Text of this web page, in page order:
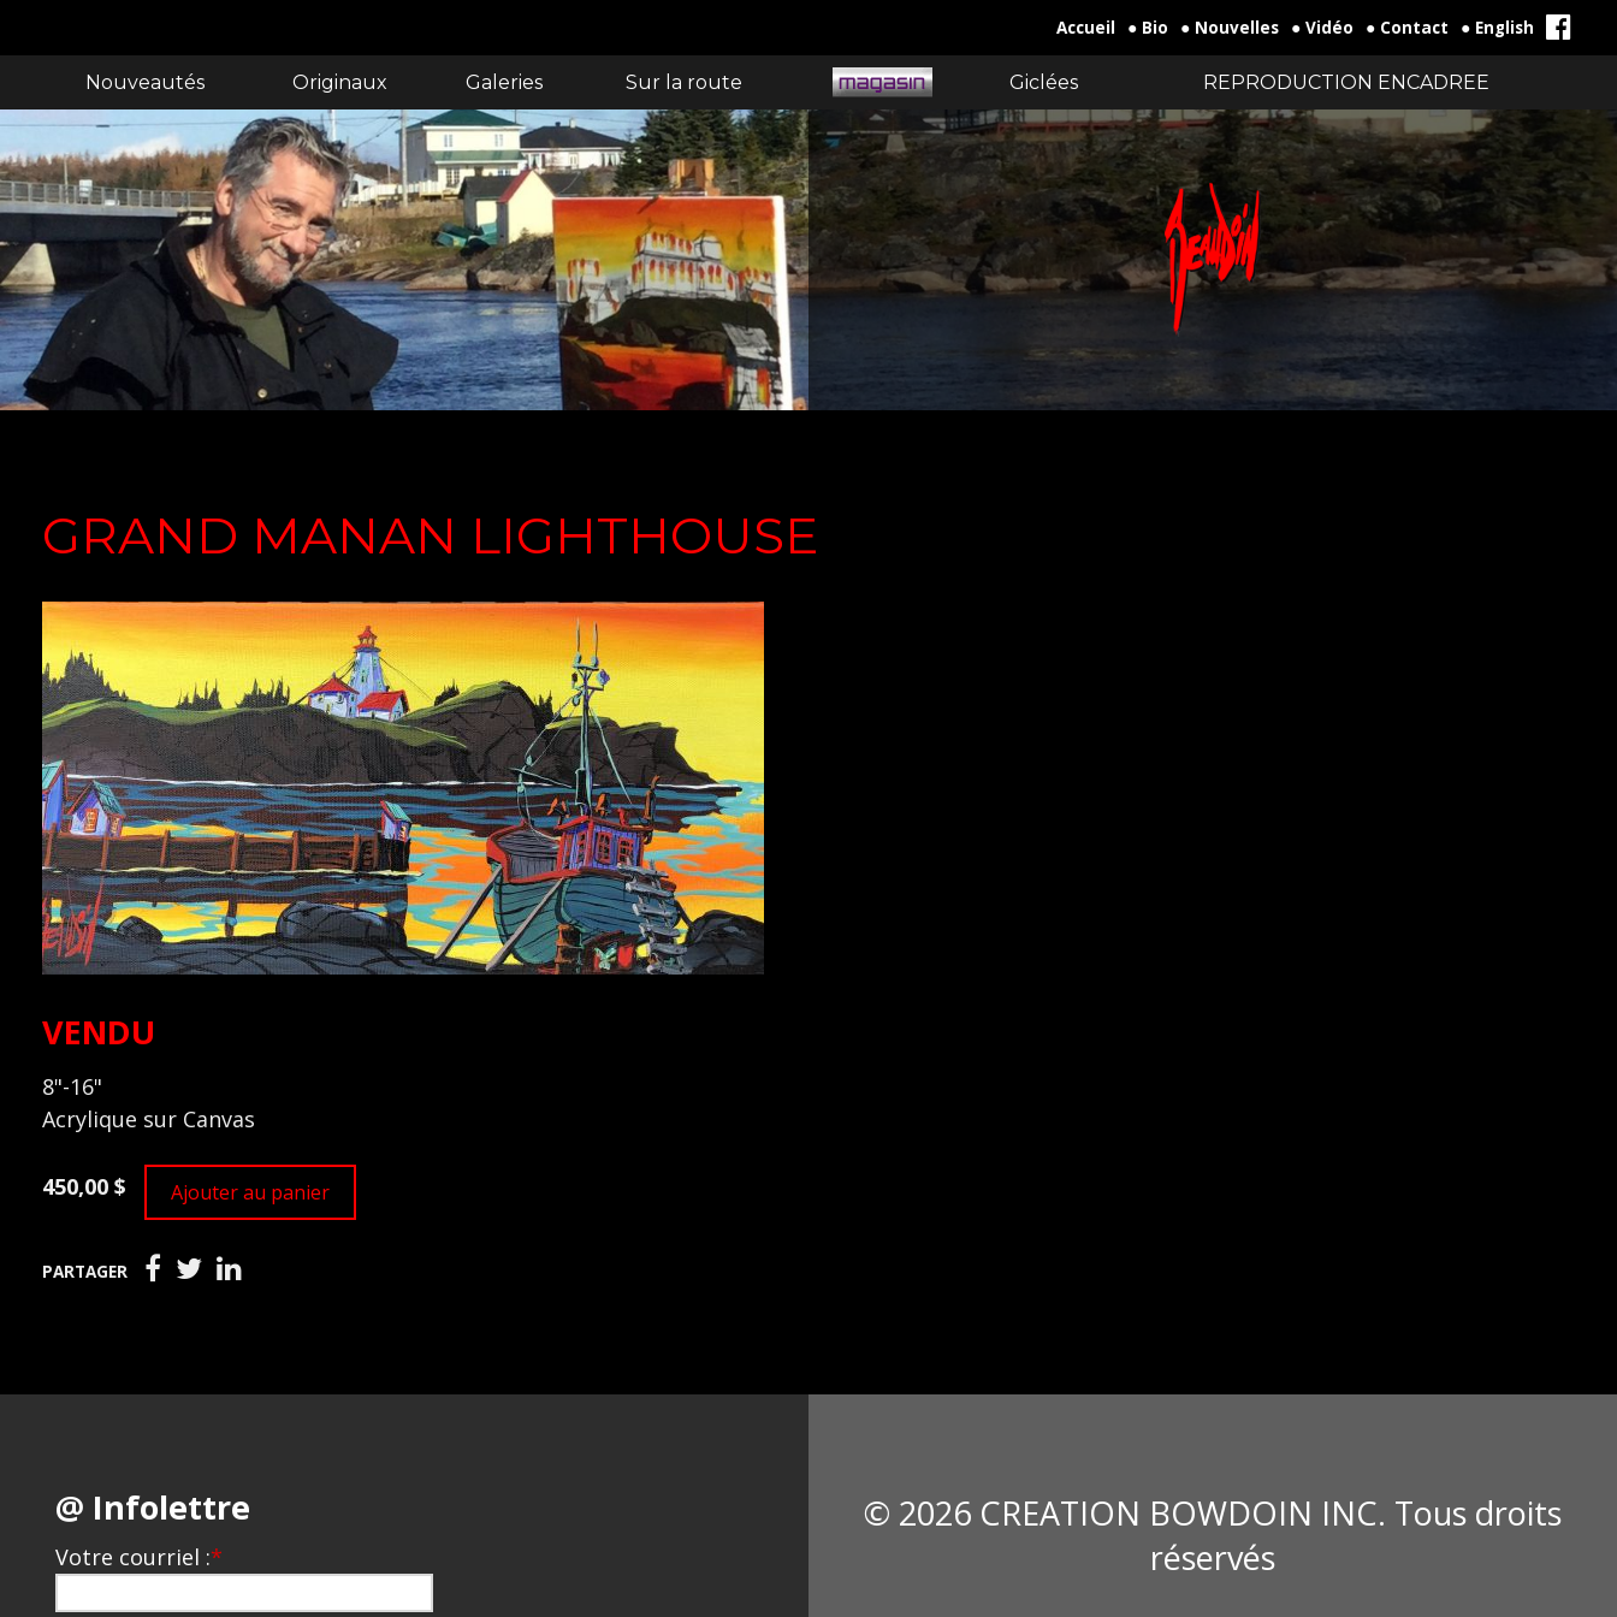
Accueil ● Bio ● Nouvelles ● Vidéo ● Contact ● English
Nouveautés Originaux Galeries Sur la route Giclées REPRODUCTION ENCADREE
GRAND MANAN LIGHTHOUSE
VENDU
8"-16"
Acrylique sur Canvas
450,00 $ Ajouter au panier
PARTAGER
@ Infolettre
Votre courriel :*
© 2026 CREATION BOWDOIN INC. Tous droits
réservés